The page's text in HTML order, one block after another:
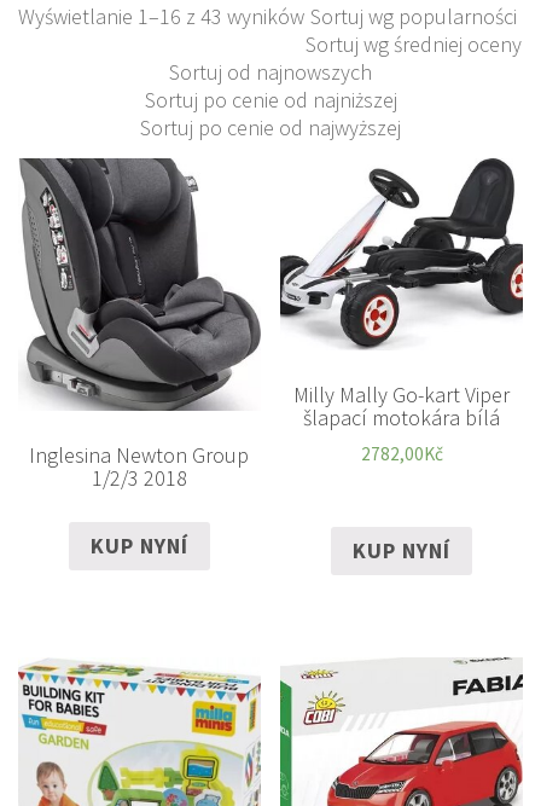
Wyświetlanie 1–16 z 43 wyników Sortuj wg popularności
Sortuj wg średniej oceny
Sortuj od najnowszych
Sortuj po cenie od najniższej
Sortuj po cenie od najwyższej
Inglesina Newton Group
1/2/3 2018
KUP NYNÍ
Milly Mally Go-kart Viper
šlapací motokára bílá
2782,00Kč
KUP NYNÍ